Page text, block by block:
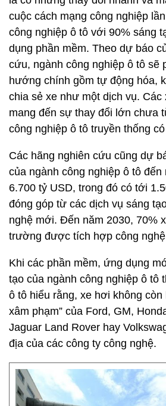
cuộc cách mạng công nghiệp
công nghiệp ô tô với 90% sáng
dụng phần mềm. Theo dự báo
cứu, ngành công nghiệp ô tô sẽ
hướng chính gồm tự động hóa,
chia sẻ xe như một dịch vụ.
mang đến sự thay đổi lớn chưa
công nghiệp ô tô truyền thống có
Các hãng nghiên cứu cũng dự
của ngành công nghiệp ô tô đến
6.700 tỷ USD, trong đó có tới
đóng góp từ các dịch vụ sáng
nghệ mới. Đến năm 2030, 70%
trường được tích hợp công
Khi các phần mềm, ứng dụng
tạo của ngành công nghiệp ô tô
ô tô hiểu rằng, xe hơi không còn
xâm phạm” của Ford, GM,
Jaguar Land Rover hay
địa của các công ty công nghệ.